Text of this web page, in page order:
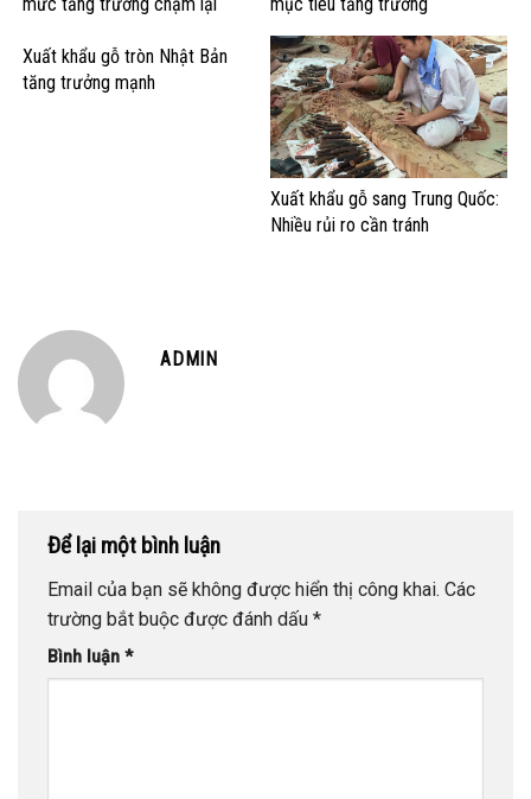
Xuất khẩu gỗ tròn Nhật Bản
tăng trưởng mạnh
Xuất khẩu gỗ sang Trung Quốc:
Nhiều rủi ro cần tránh
ADMIN
Để lại một bình luận
Email của bạn sẽ không được hiển thị công khai. Các
trường bắt buộc được đánh dấu *
Bình luận *